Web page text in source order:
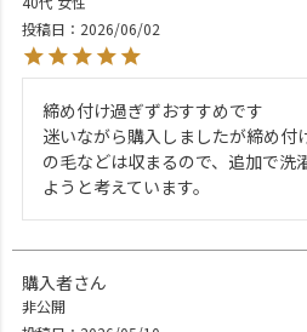
投稿日
2026/06/02
締め付け過ぎずおすすめです
迷いながら購入しましたが締め付
の毛などは収まるので、追加で洗
ようと考えています。
購入者
非公開